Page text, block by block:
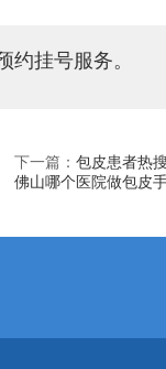
约挂号服务。
下一篇： 包皮患者热
佛山哪个医院做包皮